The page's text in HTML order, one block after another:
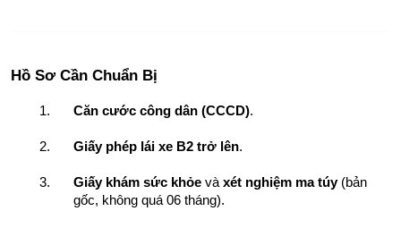
Hồ Sơ Cần Chuẩn Bị
Căn cước công dân (CCCD).
Giấy phép lái xe B2 trở lên.
Giấy khám sức khỏe và xét nghiệm ma túy (bản
gốc, không quá 06 tháng).